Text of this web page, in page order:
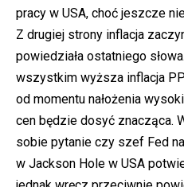
pracy w USA, choć jeszcze
Z drugiej strony inflacja
powiedziała ostatniego
wszystkim wyższa inflacja
od momentu nałożenia
cen będzie dosyć znacząca.
sobie pytanie czy szef Fed
w Jackson Hole w USA